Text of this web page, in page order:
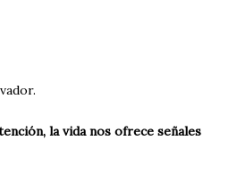
la vida nos ofrece señales